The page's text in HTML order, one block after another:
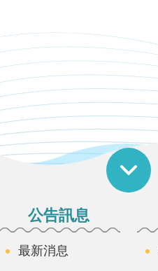
公告訊息
最新消息